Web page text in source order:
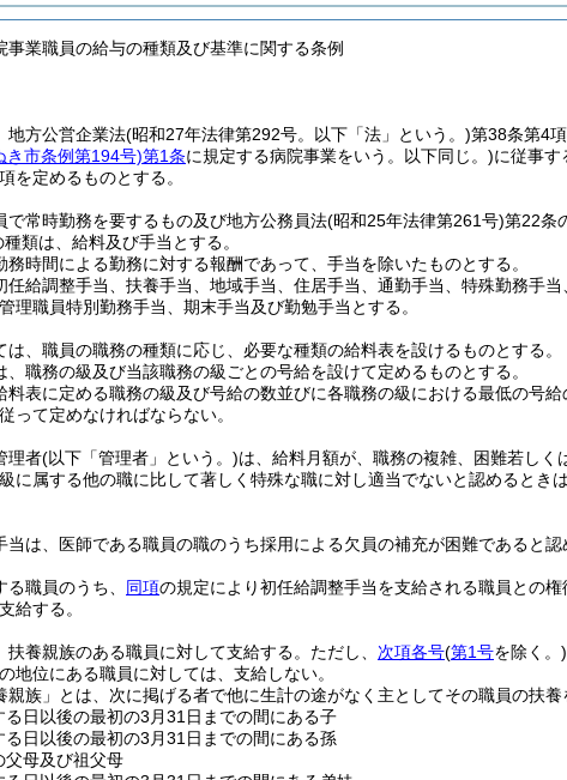
事業職員の給与の種類及び基準に関する条例
地方公営企業法(昭和27年法律第292号。以下「法」という。)第38条第4
き市条例第194号)第1条に規定する病院事業をいう。以下同じ。)に従事す
を定めるものとする。
で常時勤務を要するもの及び地方公務員法(昭和25年法律第261号)第22条
類は、給料及び手当とする。
務時間による勤務に対する報酬であって、手当を除いたものとする。
任給調整手当、扶養手当、地域手当、住居手当、通勤手当、特殊勤務手
理職員特別勤務手当、期末手当及び勤勉手当とする。
は、職員の職務の種類に応じ、必要な種類の給料表を設けるものとする。
、職務の級及び当該職務の級ごとの号給を設けて定めるものとする。
料表に定める職務の級及び号給の数並びに各職務の級における最低の号
って定めなければならない。
理者(以下「管理者」という。)は、給料月額が、職務の複雑、困難若し
に属する他の職に比して著しく特殊な職に対し適当でないと認めるとき
当は、医師である職員の職のうち採用による欠員の補充が困難であると
職員のうち、 同項の規定により初任給調整手当を支給される職員との権
給する。
扶養親族のある職員に対して支給する。 ただし、 次項各号(第1号を除く。)
地位にある職員に対しては、支給しない。
親族」とは、次に掲げる者で他に生計の途がなく主としてその職員の扶養
る日以後の最初の3月31日までの間にある子
る日以後の最初の3月31日までの間にある孫
父母及び祖父母